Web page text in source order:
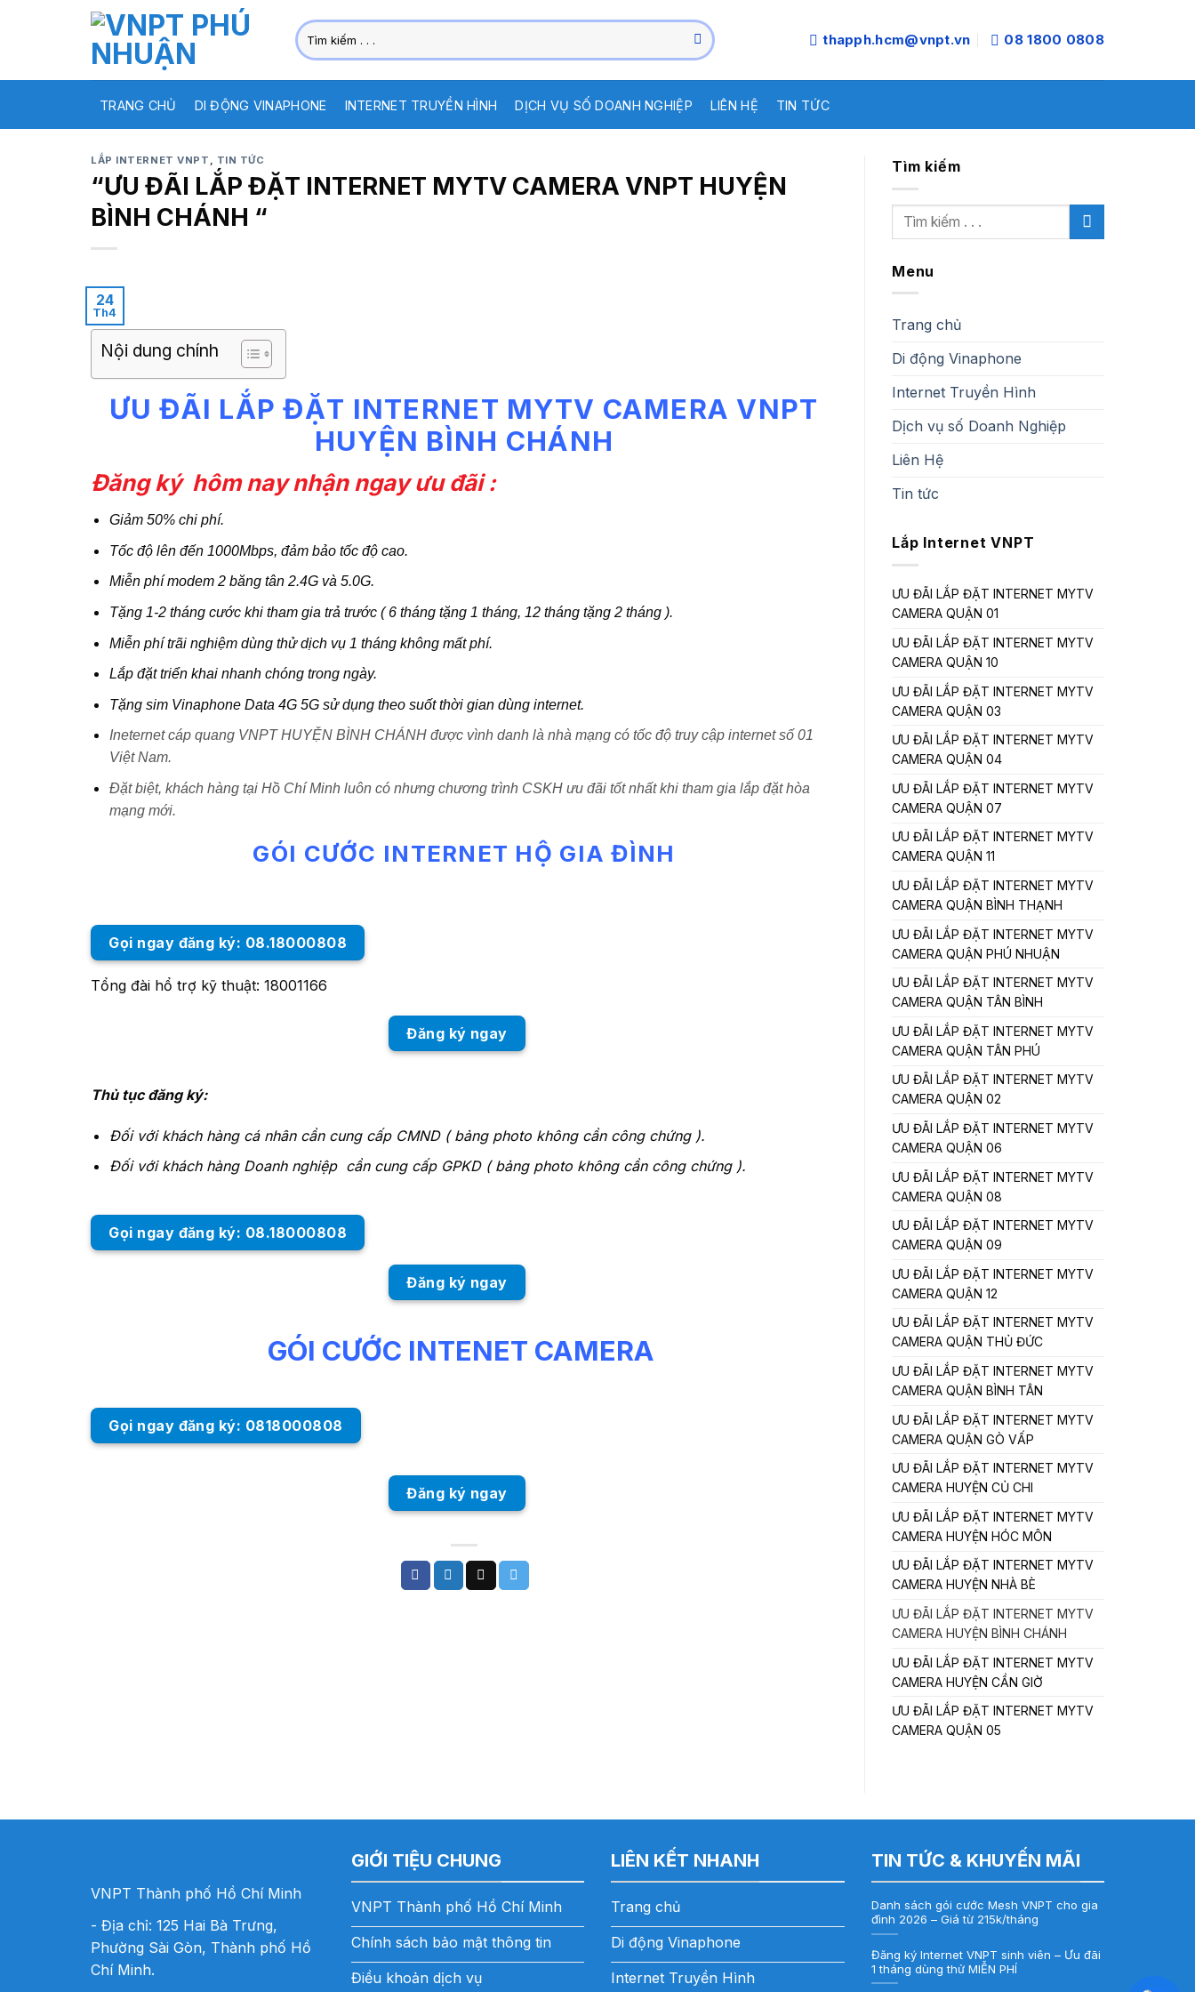
Tìm
kiếm:
thapph.hcm@vnpt.vn 08 1800 0808
TRANG CHỦ DI ĐỘNG VINAPHONE INTERNET TRUYỀN HÌNH DỊCH VỤ SỐ DOANH NGHIỆP LIÊN HỆ TIN TỨC
LẮP INTERNET VNPT , TIN TỨC
“ƯU ĐÃI LẮP ĐẶT INTERNET MYTV CAMERA VNPT HUYỆN
BÌNH CHÁNH “
24
Th4
Nội dung chính
ƯU ĐÃI LẮP ĐẶT INTERNET MYTV CAMERA VNPT
HUYỆN BÌNH CHÁNH
Đăng ký hôm nay nhận ngay ưu đãi :
Giảm 50% chi phí.
Tốc độ lên đến 1000Mbps, đảm bảo tốc độ cao.
Miễn phí modem 2 băng tân 2.4G và 5.0G.
Tặng 1-2 tháng cước khi tham gia trả trước ( 6 tháng tặng 1 tháng, 12 tháng tặng 2 tháng ).
Miễn phí trãi nghiệm dùng thử dịch vụ 1 tháng không mất phí.
Lắp đặt triển khai nhanh chóng trong ngày.
Tặng sim Vinaphone Data 4G 5G sử dụng theo suốt thời gian dùng internet.
Ineternet cáp quang VNPT HUYỆN BÌNH CHÁNH được vình danh là nhà mạng có tốc độ truy cập internet số 01
Việt Nam.
Đặt biệt, khách hàng tại Hồ Chí Minh luôn có nhưng chương trình CSKH ưu đãi tốt nhất khi tham gia lắp đặt hòa
mạng mới.
GÓI CƯỚC INTERNET HỘ GIA ĐÌNH
Gọi ngay đăng ký: 08.18000808
Tổng đài hổ trợ kỹ thuật: 18001166
Đăng ký ngay
Thủ tục đăng ký:
Đối với khách hàng cá nhân cần cung cấp CMND ( bảng photo không cần công chứng ).
Đối với khách hàng Doanh nghiệp cần cung cấp GPKD ( bảng photo không cần công chứng ).
Gọi ngay đăng ký: 08.18000808
Đăng ký ngay
GÓI CƯỚC INTENET CAMERA
Gọi ngay đăng ký: 0818000808
Đăng ký ngay
Tìm kiếm
Menu
Trang chủ
Di động Vinaphone
Internet Truyền Hình
Dịch vụ số Doanh Nghiệp
Liên Hệ
Tin tức
Lắp Internet VNPT
ƯU ĐÃI LẮP ĐẶT INTERNET MYTV
CAMERA QUẬN 01
ƯU ĐÃI LẮP ĐẶT INTERNET MYTV
CAMERA QUẬN 10
ƯU ĐÃI LẮP ĐẶT INTERNET MYTV
CAMERA QUẬN 03
ƯU ĐÃI LẮP ĐẶT INTERNET MYTV
CAMERA QUẬN 04
ƯU ĐÃI LẮP ĐẶT INTERNET MYTV
CAMERA QUẬN 07
ƯU ĐÃI LẮP ĐẶT INTERNET MYTV
CAMERA QUẬN 11
ƯU ĐÃI LẮP ĐẶT INTERNET MYTV
CAMERA QUẬN BÌNH THẠNH
ƯU ĐÃI LẮP ĐẶT INTERNET MYTV
CAMERA QUẬN PHÚ NHUẬN
ƯU ĐÃI LẮP ĐẶT INTERNET MYTV
CAMERA QUẬN TÂN BÌNH
ƯU ĐÃI LẮP ĐẶT INTERNET MYTV
CAMERA QUẬN TÂN PHÚ
ƯU ĐÃI LẮP ĐẶT INTERNET MYTV
CAMERA QUẬN 02
ƯU ĐÃI LẮP ĐẶT INTERNET MYTV
CAMERA QUẬN 06
ƯU ĐÃI LẮP ĐẶT INTERNET MYTV
CAMERA QUẬN 08
ƯU ĐÃI LẮP ĐẶT INTERNET MYTV
CAMERA QUẬN 09
ƯU ĐÃI LẮP ĐẶT INTERNET MYTV
CAMERA QUẬN 12
ƯU ĐÃI LẮP ĐẶT INTERNET MYTV
CAMERA QUẬN THỦ ĐỨC
ƯU ĐÃI LẮP ĐẶT INTERNET MYTV
CAMERA QUẬN BÌNH TÂN
ƯU ĐÃI LẮP ĐẶT INTERNET MYTV
CAMERA QUẬN GÒ VẤP
ƯU ĐÃI LẮP ĐẶT INTERNET MYTV
CAMERA HUYỆN CỦ CHI
ƯU ĐÃI LẮP ĐẶT INTERNET MYTV
CAMERA HUYỆN HÓC MÔN
ƯU ĐÃI LẮP ĐẶT INTERNET MYTV
CAMERA HUYỆN NHÀ BÈ
ƯU ĐÃI LẮP ĐẶT INTERNET MYTV
CAMERA HUYỆN BÌNH CHÁNH
ƯU ĐÃI LẮP ĐẶT INTERNET MYTV
CAMERA HUYỆN CẦN GIỜ
ƯU ĐÃI LẮP ĐẶT INTERNET MYTV
CAMERA QUẬN 05
VNPT Thành phố Hồ Chí Minh
- Địa chỉ: 125 Hai Bà Trưng,
Phường Sài Gòn, Thành phố Hồ
Chí Minh.
GIỚI TIỆU CHUNG
VNPT Thành phố Hồ Chí Minh
Chính sách bảo mật thông tin
Điều khoản dịch vụ
LIÊN KẾT NHANH
Trang chủ
Di động Vinaphone
Internet Truyền Hình
TIN TỨC & KHUYẾN MÃI
Danh sách gói cước Mesh VNPT cho gia
đình 2026 – Giá từ 215k/tháng
Đăng ký Internet VNPT sinh viên – Ưu đãi
1 tháng dùng thử MIỄN PHÍ